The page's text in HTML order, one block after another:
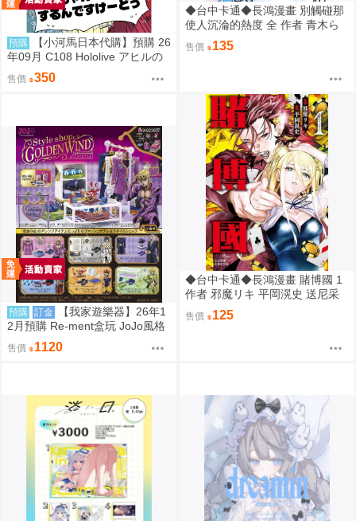
預購
【小河馬日本代購】預購 26
年09月 C108 Hololive アヒルの
ぬいからスバちゃんの声がする
んですけーどっ 繪師:MALINO
售價 350
◆台中卡通◆長鴻漫畫 別觸碰那
使人沉淪的熱度 全 作者 青木ら
き 送尼采書套
售價 135
預購 訂金
【我家遊樂器】26年1
2月預購 Re-ment盒玩 JoJo風格
館 黃金之風
售價 1120
◆台中卡通◆長鴻漫畫 賭博國 1
作者 邪魔リキ 平岡滉史 送尼采
售價 125